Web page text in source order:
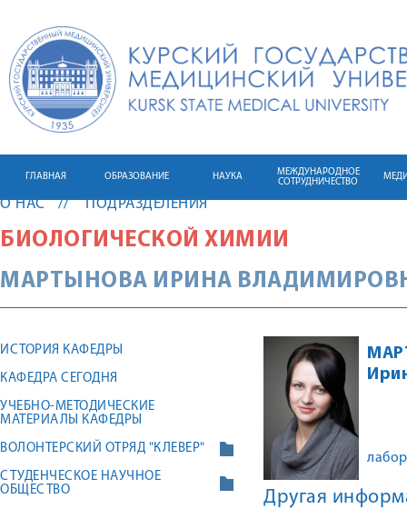
ГЛАВНАЯ ОБРАЗОВАНИЕ НАУКА
МЕЖДУНАРОДНОЕ
СОТРУДНИЧЕСТВО
О НАС ПОДРАЗДЕЛЕНИЯ
БИОЛОГИЧЕСКОЙ ХИМИИ
МАРТЫНОВА ИРИНА
ИСТОРИЯ КАФЕДРЫ
КАФЕДРА СЕГОДНЯ
УЧЕБНО-МЕТОДИЧЕСКИЕ
МАТЕРИАЛЫ КАФЕДРЫ
ВОЛОНТЕРСКИЙ ОТРЯД "КЛЕВЕР"
СТУДЕНЧЕСКОЕ НАУЧНОЕ
ОБЩЕСТВО
Другая